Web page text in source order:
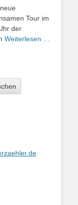
Tour im
der
Weiterlesen …